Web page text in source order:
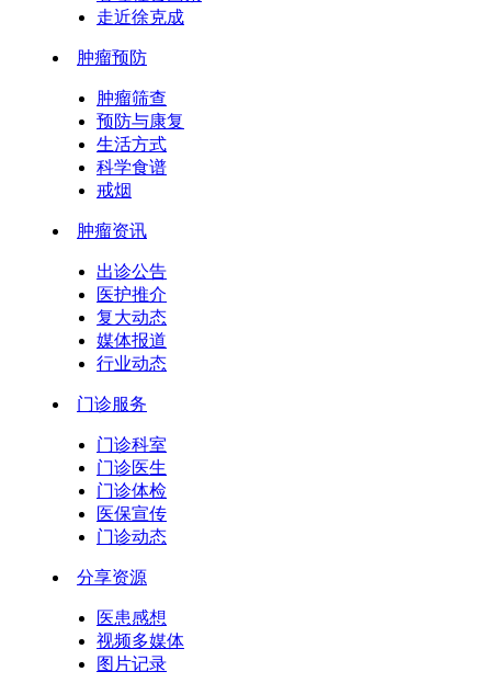
走近徐克成
肿瘤预防
肿瘤筛查
预防与康复
生活方式
科学食谱
戒烟
肿瘤资讯
出诊公告
医护推介
复大动态
媒体报道
行业动态
门诊服务
门诊科室
门诊医生
门诊体检
医保宣传
门诊动态
分享资源
医患感想
视频多媒体
图片记录